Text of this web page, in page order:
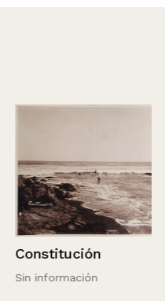
Constitución
Sin información